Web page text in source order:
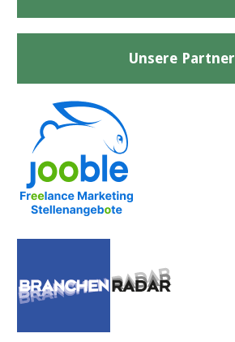
Unsere Partner